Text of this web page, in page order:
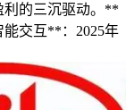
的三沉驱动。**
交互**：2025年